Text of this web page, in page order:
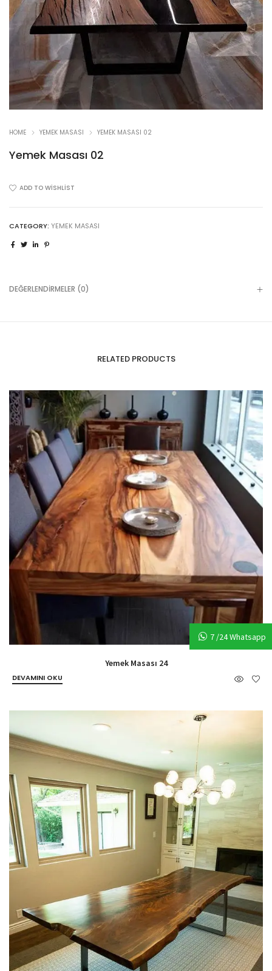
HOME YEMEK MASASI YEMEK MASASI 02
Yemek Masası 02
ADD TO WISHLIST
CATEGORY: YEMEK MASASI
DEĞERLENDIRMELER (0)
RELATED PRODUCTS
Yemek Masası 24
DEVAMINI OKU
7 /24 Whatsapp